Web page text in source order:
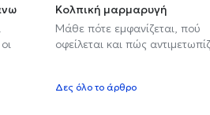
Κολπική μαρμαρυγή
Μάθε πότε εμφανίζεται, πού
οφείλεται και πώς
Δες όλο το άρθρο